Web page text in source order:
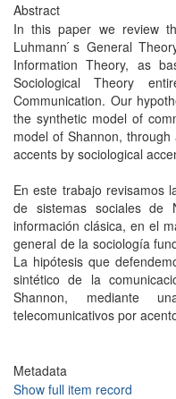
Abstract
In this paper we review
Luhmann ́s General
Information Theory, as
Sociological Theory
Communication. Our
the synthetic model of
model of Shannon,
accents by sociological
En este trabajo revisamos
de sistemas sociales
información clásica, en el
general de la sociología
La hipótesis que
sintético de la
Shannon, mediante
telecomunicativos por
Metadata
Show full item record